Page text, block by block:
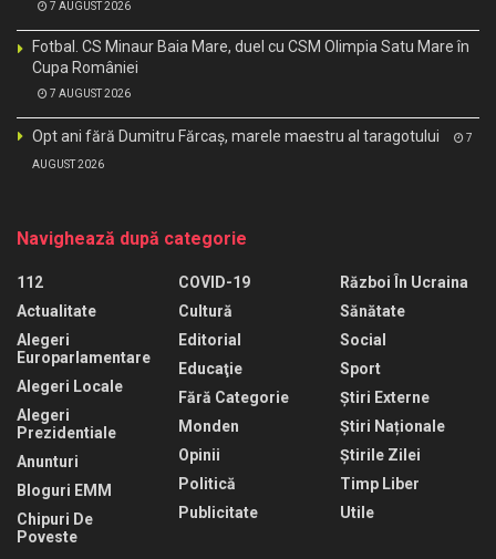
7 AUGUST 2026
Fotbal. CS Minaur Baia Mare, duel cu CSM Olimpia Satu Mare în
Cupa României
7 AUGUST 2026
Opt ani fără Dumitru Fărcaș, marele maestru al taragotului 7
AUGUST 2026
Navighează după categorie
112
Actualitate
Alegeri
Europarlamentare
Alegeri Locale
Alegeri
Prezidentiale
Anunturi
Bloguri EMM
Chipuri De
Poveste
COVID-19
Cultură
Editorial
Educaţie
Fără Categorie
Monden
Opinii
Politică
Publicitate
Război În Ucraina
Sănătate
Social
Sport
Știri Externe
Știri Naționale
Știrile Zilei
Timp Liber
Utile